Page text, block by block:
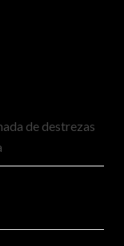
de destrezas